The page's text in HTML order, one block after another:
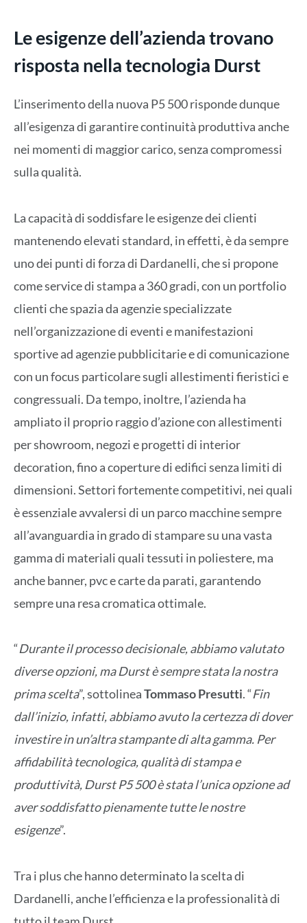
Le esigenze dell’azienda trovano
risposta nella tecnologia Durst
L’inserimento della nuova P5 500 risponde dunque
all’esigenza di garantire continuità produttiva anche
nei momenti di maggior carico, senza compromessi
sulla qualità.
La capacità di soddisfare le esigenze dei clienti
mantenendo elevati standard, in effetti, è da sempre
uno dei punti di forza di Dardanelli, che si propone
come service di stampa a 360 gradi, con un portfolio
clienti che spazia da agenzie specializzate
nell’organizzazione di eventi e manifestazioni
sportive ad agenzie pubblicitarie e di comunicazione
con un focus particolare sugli allestimenti fieristici e
congressuali. Da tempo, inoltre, l’azienda ha
ampliato il proprio raggio d’azione con allestimenti
per showroom, negozi e progetti di interior
decoration, fino a coperture di edifici senza limiti di
dimensioni. Settori fortemente competitivi, nei quali
è essenziale avvalersi di un parco macchine sempre
all’avanguardia in grado di stampare su una vasta
gamma di materiali quali tessuti in poliestere, ma
anche banner, pvc e carte da parati, garantendo
sempre una resa cromatica ottimale.
“Durante il processo decisionale, abbiamo valutato
diverse opzioni, ma Durst è sempre stata la nostra
prima scelta”, sottolineaTommaso Presutti. “Fin
dall’inizio, infatti, abbiamo avuto la certezza di dover
investire in un’altra stampante di alta gamma. Per
affidabilità tecnologica, qualità di stampa e
produttività, Durst P5 500 è stata l’unica opzione ad
aver soddisfatto pienamente tutte le nostre
esigenze”.
Tra i plus che hanno determinato la scelta di
Dardanelli, anche l’efficienza e la professionalità di